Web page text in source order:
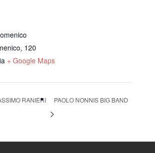
120
+ Google Maps
RANIERI PAOLO NONNIS BIG BAND